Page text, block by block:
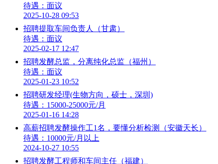
待遇：面议
2025-10-28 09:53
招聘提取车间负责人（甘肃）
待遇：面议
2025-02-17 12:47
招聘发酵总监，分离纯化总监（福州）
待遇：面议
2025-01-23 10:52
招聘研发经理(生物方向，硕士，深圳)
待遇：15000-25000元/月
2025-01-16 14:28
高薪招聘发酵操作工1名，要懂分析检测（安徽天长）
待遇：10000元/月以上
2024-10-27 10:55
招聘发酵工程师和车间主任（福建）